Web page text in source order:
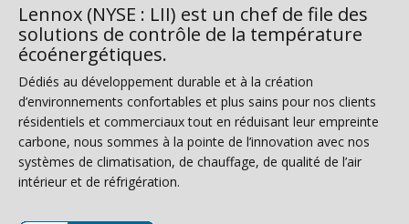
Lennox (NYSE : LII) est un chef de file des
solutions de contrôle de la température
écoénergétiques.
Dédiés au développement durable et à la création
d’environnements confortables et plus sains pour nos clients
résidentiels et commerciaux tout en réduisant leur empreinte
carbone, nous sommes à la pointe de l’innovation avec nos
systèmes de climatisation, de chauffage, de qualité de l’air
intérieur et de réfrigération.